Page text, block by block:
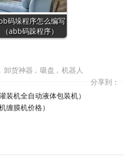
码垛程序怎么编写
（abb码跺程序）
, 卸货神器 , 吸盘 , 机器人
分享到：
装机全自动液体包装机）
缠膜机价格）